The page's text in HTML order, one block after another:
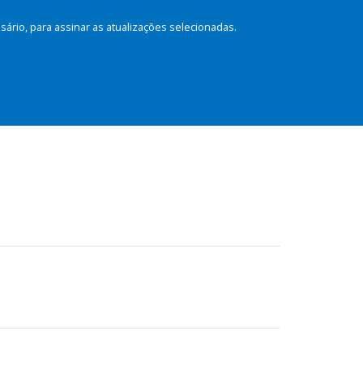
para assinar as atualizações selecionadas.